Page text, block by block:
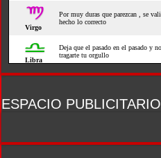
ESPACIO PUBLICITARIO